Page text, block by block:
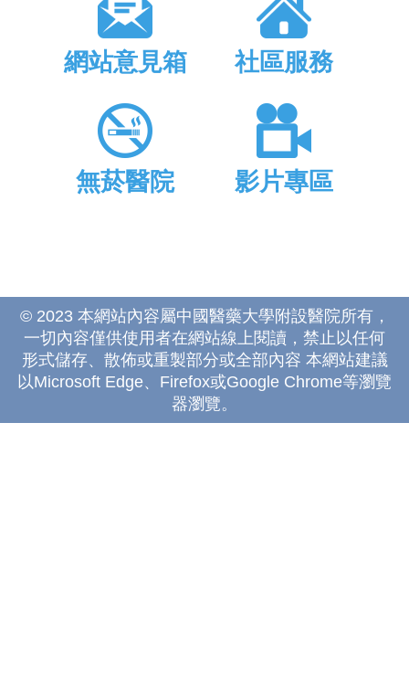
網站意見箱 社區服務
無菸醫院 影片專區
© 2023 本網站內容屬中國醫藥大學附設醫院所有，
一切內容僅供使用者在網站線上閱讀，禁止以任何
形式儲存、散佈或重製部分或全部內容 本網站建議
以Microsoft Edge、Firefox或Google Chrome等瀏覽
器瀏覽。